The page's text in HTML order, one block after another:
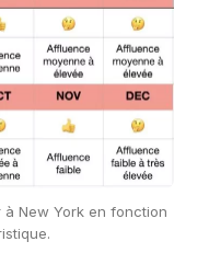
New York en fonction